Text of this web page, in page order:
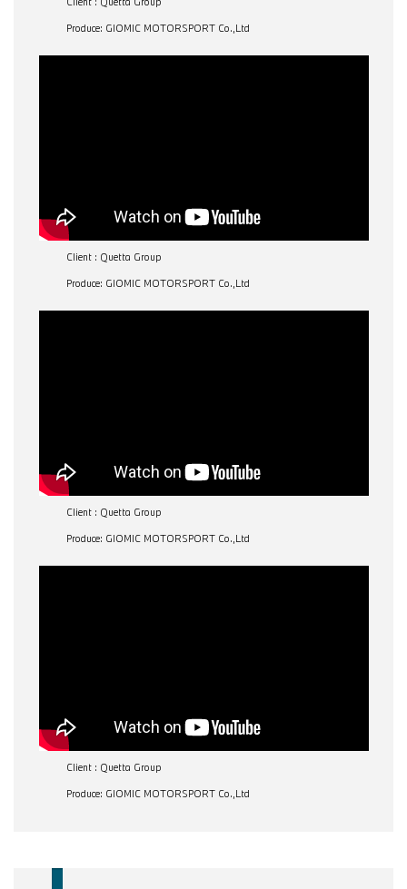
Produce: GIOMIC MOTORSPORT Co.,Ltd
Client : Quetta Group
Produce: GIOMIC MOTORSPORT Co.,Ltd
Client : Quetta Group
Produce: GIOMIC MOTORSPORT Co.,Ltd
Client : Quetta Group
Produce: GIOMIC MOTORSPORT Co.,Ltd